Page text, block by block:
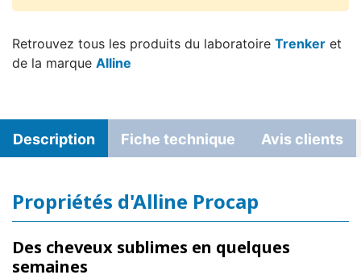
Retrouvez tous les produits du laboratoire Trenker et
de la marque Alline
Description Fiche technique Avis clients
Propriétés d'Alline Procap
Des cheveux sublimes en quelques
semaines